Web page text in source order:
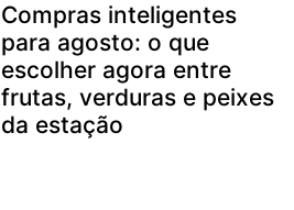
Compras inteligentes
para agosto: o que
escolher agora entre
frutas, verduras e peixes
da estação